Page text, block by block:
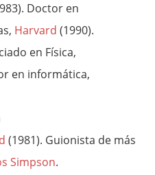
Doctor en
Harvard (1990).
en Física,
en informática,
(1981). Guionista de más
Simpson.